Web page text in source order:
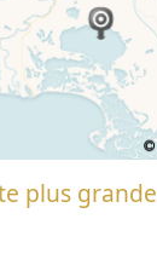
plus grande